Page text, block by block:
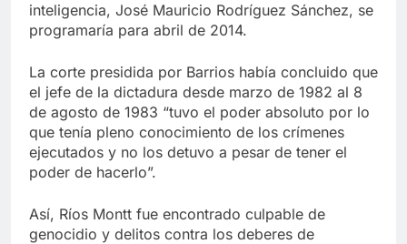
inteligencia, José Mauricio Rodríguez Sánchez, se
programaría para abril de 2014.
La corte presidida por Barrios había concluido que
el jefe de la dictadura desde marzo de 1982 al 8
de agosto de 1983 “tuvo el poder absoluto por lo
que tenía pleno conocimiento de los crímenes
ejecutados y no los detuvo a pesar de tener el
poder de hacerlo”.
Así, Ríos Montt fue encontrado culpable de
genocidio y delitos contra los deberes de